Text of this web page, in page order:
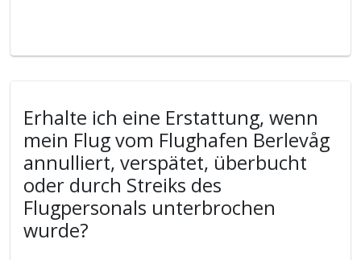
Erhalte ich eine Erstattung, wenn
mein Flug vom Flughafen Berlevåg
annulliert, verspätet, überbucht
oder durch Streiks des
Flugpersonals unterbrochen
wurde?